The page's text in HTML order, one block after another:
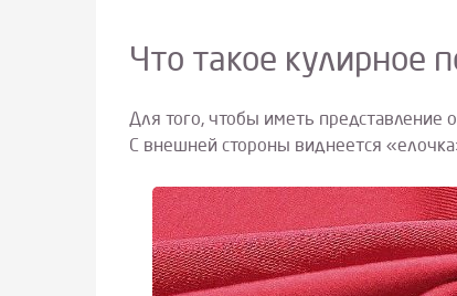
Что такое кулирное
Для того, чтобы иметь представление
С внешней стороны виднеется